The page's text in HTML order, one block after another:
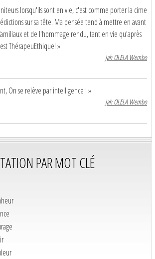
lorsqu'ils sont en vie, c'est comme porter la cime
sur sa tête. Ma pensée tend à mettre en avant
et de l'hommage rendu, tant en vie qu'après
ThérapeuEthique! »
Jah OLELA Wembo
On se relève par intelligence ! »
Jah OLELA Wembo
PAR MOT CLÉ